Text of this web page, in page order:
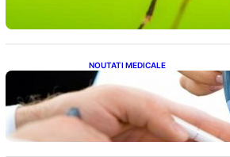
NOUTATI MEDICALE
Acordul României cu
Analiză Detaliată a
Condițiilor Impuse